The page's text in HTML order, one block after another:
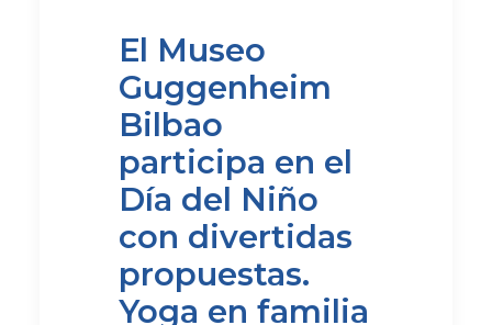
El Museo
Guggenheim
Bilbao
participa en el
Día del Niño
con divertidas
propuestas.
Yoga en familia